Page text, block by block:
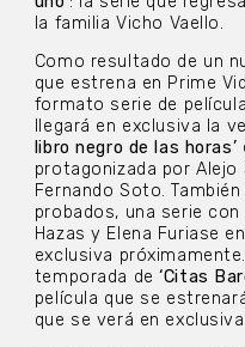
la familia Vicho Vaello.
Como resultado de un
que estrena en Prime
formato serie de
llegará en exclusiva la
libro negro de las horas’
protagonizada por Alejo
Fernando Soto.
probados, una serie
Hazas y Elena Furiase
exclusiva
temporada de‘Citas
película que se
que se verá en